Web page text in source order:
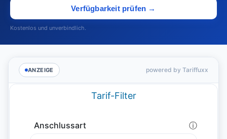
Verfügbarkeit prüfen →
Kostenlos und unverbindlich.
ANZEIGE powered by Tariffuxx